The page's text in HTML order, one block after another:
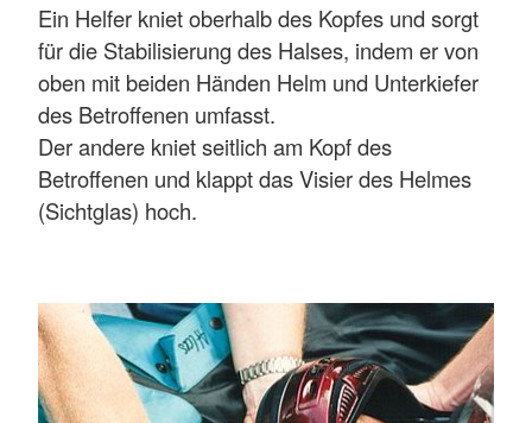
Ein Helfer kniet oberhalb des Kopfes und sorgt
für die Stabilisierung des Halses, indem er von
oben mit beiden Händen Helm und Unterkiefer
des Betroffenen umfasst.
Der andere kniet seitlich am Kopf des
Betroffenen und klappt das Visier des Helmes
(Sichtglas) hoch.